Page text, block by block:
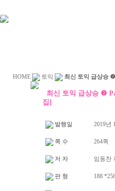
HOME 토익 최신 토익 급상승
최신 토익 급상승 ❷
집]
발행일 2019년
쪽 수 264쪽
저 자 임동찬
판 형 188